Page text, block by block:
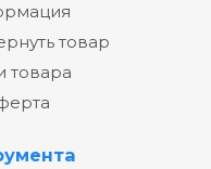
товар
товара